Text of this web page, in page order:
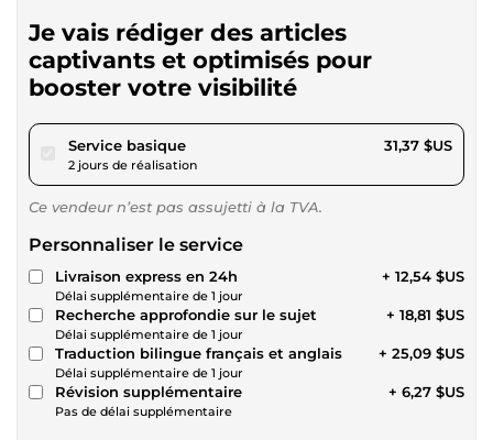
Je vais rédiger des articles
captivants et optimisés pour
booster votre visibilité
Service basiquepour 28,90 $US
2 jours de réalisation
31,37 $US
Ce vendeur n’est pas assujetti à la TVA.
Personnaliser le service
Livraison express en 24h
Délai supplémentaire de 1 jour
+ 12,54 $US
Recherche approfondie sur le sujet
Délai supplémentaire de 1 jour
+ 18,81 $US
Traduction bilingue français et anglais
Délai supplémentaire de 1 jour
+ 25,09 $US
Révision supplémentaire
Pas de délai supplémentaire
+ 6,27 $US